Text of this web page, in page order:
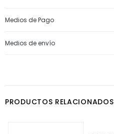
Medios de Pago
Medios de envío
PRODUCTOS RELACIONADOS